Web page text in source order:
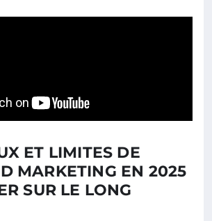
ET LIMITES DE
MARKETING EN 2025
SUR LE LONG